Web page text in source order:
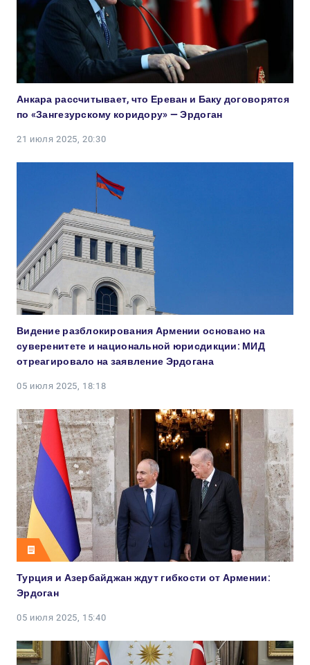
Анкара рассчитывает, что Ереван и Баку договорятся
по «Зангезурскому коридору» — Эрдоган
21 июля 2025, 20:30
Видение разблокирования Армении основано на
суверенитете и национальной юрисдикции: МИД
отреагировало на заявление Эрдогана
05 июля 2025, 18:18
Турция и Азербайджан ждут гибкости от Армении:
Эрдоган
05 июля 2025, 15:40